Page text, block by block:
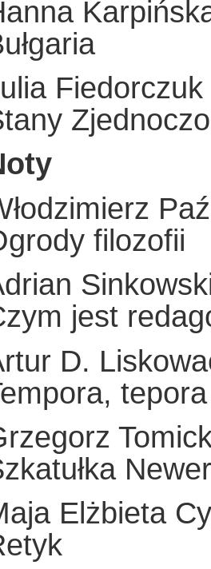
Fiedorczuk
filozofii
jest
D.
tepora
Elżbieta